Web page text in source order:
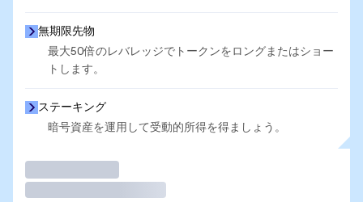
無期限先物
最大50倍のレバレッジでトークンをロングまたはショー
トします。
ステーキング
暗号資産を運用して受動的所得を得ましょう。